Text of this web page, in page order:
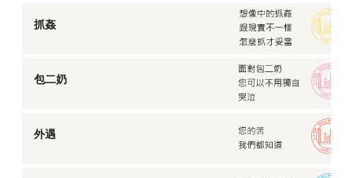
抓姦
包二奶
外遇